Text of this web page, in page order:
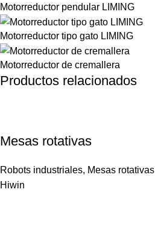
Motorreductor pendular LIMING
Motorreductor tipo gato LIMING
Motorreductor de cremallera
Productos relacionados
Mesas rotativas
Robots industriales, Mesas rotativas
Hiwin